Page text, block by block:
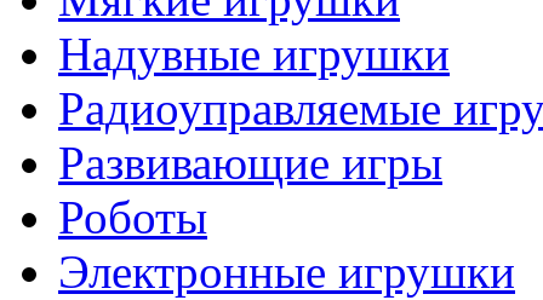
Надувные игрушки
Радиоуправляемые
Развивающие игры
Роботы
Электронные игрушки